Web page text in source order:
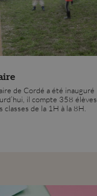
de Cordé a été inauguré
il compte 358 élèves
de la 1H à la 8H.